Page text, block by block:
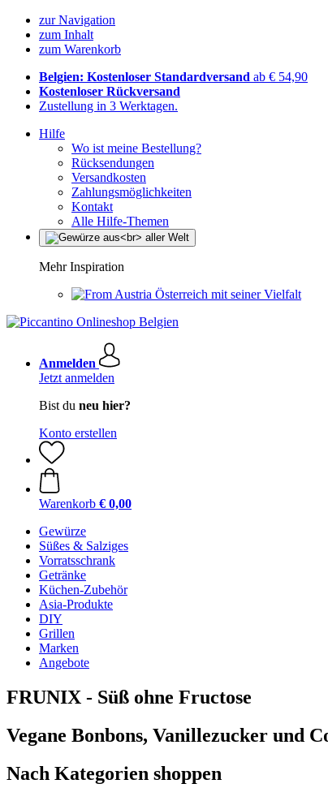
zur Navigation
zum Inhalt
zum Warenkorb
Belgien: Kostenloser Standardversand ab € 54,90
Kostenloser Rückversand
Zustellung in 3 Werktagen.
Hilfe
Wo ist meine Bestellung?
Rücksendungen
Versandkosten
Zahlungsmöglichkeiten
Kontakt
Alle Hilfe-Themen
Mehr Inspiration
Österreich mit seiner Vielfalt
Anmelden
Jetzt anmelden
Bist du neu hier?
Konto erstellen
Warenkorb € 0,00
Gewürze
Süßes & Salziges
Vorratsschrank
Getränke
Küchen-Zubehör
Asia-Produkte
DIY
Grillen
Marken
Angebote
FRUNIX - Süß ohne Fructose
Vegane Bonbons, Vanillezucker und
Nach Kategorien shoppen